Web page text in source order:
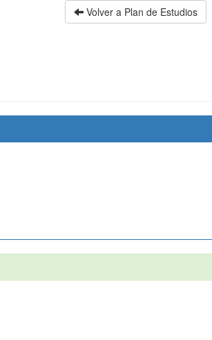
Volver a Plan de Estudios